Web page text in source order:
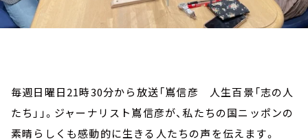
毎週日曜日21時30分から放送「嶌信彦 人生百景「志の人
たち」」。ジャーナリスト嶌信彦が、私たちの国ニッポンの
素晴らしくも感動的に生きる人たちの声を伝えます。